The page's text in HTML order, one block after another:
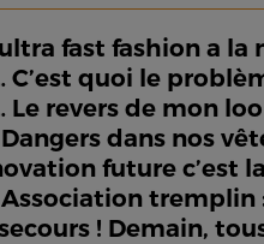
fast fashion a
C’est quoi le
Le revers de mon
dans nos
future c’est
! Demain,